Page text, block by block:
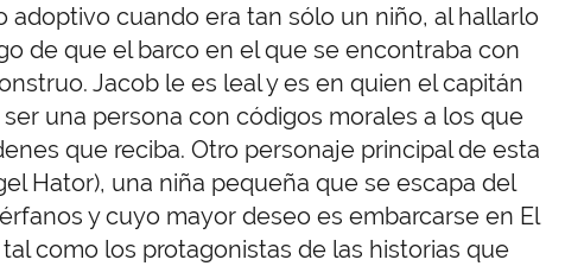
cuando era tan sólo un niño, al hallarlo
de que el barco en el que se encontraba con
Jacob le es leal y es en quien el capitán
una persona con códigos morales a los que
que reciba. Otro personaje principal de esta
Hator), una niña pequeña que se escapa del
y cuyo mayor deseo es embarcarse en El
como los protagonistas de las historias que